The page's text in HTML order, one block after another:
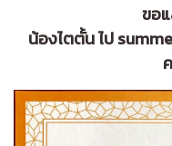
ขอ
น้องไตตั้น ไป